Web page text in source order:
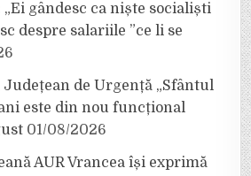
gândesc ca niște socialiști
despre salariile ”ce li se
de Urgență „Sfântul
este din nou funcțional
01/08/2026
AUR Vrancea își exprimă